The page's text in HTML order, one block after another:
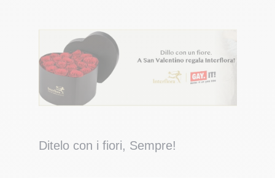
Ditelo con i fiori, Sempre!